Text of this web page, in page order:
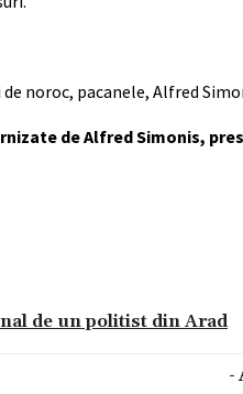
noroc, pacanele, Alfred
de Alfred Simonis,
de un politist din Arad
-